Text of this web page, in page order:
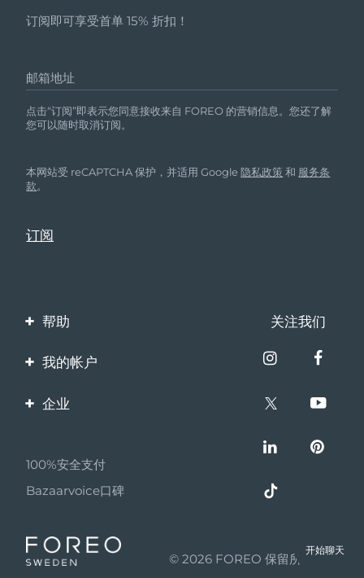
订阅即可享受首单 15% 折扣！
邮箱地址
点击“订阅”即表示您同意接收来自 FOREO 的营销信息。您还了解
您可以随时取消订阅。
本网站受 reCAPTCHA 保护，并适用 Google隐私政策 和 服务条
款。
帮助
联系我们
关注我们
我的帐户
产品注册
企业
伙伴计划
联盟新闻
成为合作伙伴
100%安全支付
Bazaarvoice口碑
© 2026 FOREO 保留所有权利
开始聊天